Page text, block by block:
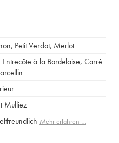
, Petit Verdot, Merlot
Entrecôte à la Bordelaise, Carré
Mulliez
Mehr erfahren …